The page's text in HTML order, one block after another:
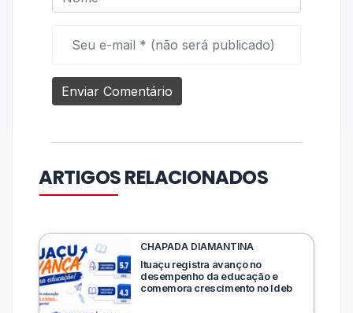
ARTIGOS RELACIONADOS
CHAPADA DIAMANTINA
Ituaçu registra avanço no
desempenho da educação e
comemora crescimento no Ideb